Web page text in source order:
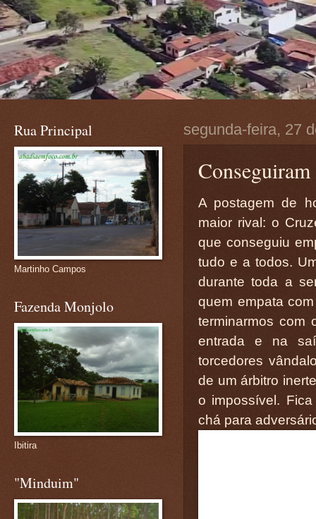
segunda-feira, 27
A postagem de
maior rival: o
que conseguiu
tudo e a todos.
durante toda a
quem empata
terminarmos com
entrada e na
torcedores
de um árbitro
o impossível.
chá para
Rua Principal
Martinho Campos
Fazenda Monjolo
Ibitira
"Minduim"